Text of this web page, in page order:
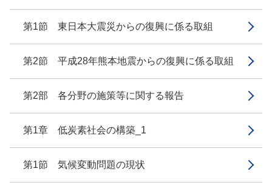
第1節 東日本大震災からの復興に係る取組
第2節 平成28年熊本地震からの復興に係る取組
第2部 各分野の施策等に関する報告
第1章 低炭素社会の構築_1
第1節 気候変動問題の現状